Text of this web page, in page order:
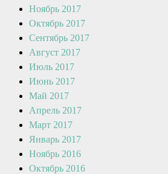
Ноябрь 2017
Октябрь 2017
Сентябрь 2017
Август 2017
Июль 2017
Июнь 2017
Май 2017
Апрель 2017
Март 2017
Январь 2017
Ноябрь 2016
Октябрь 2016